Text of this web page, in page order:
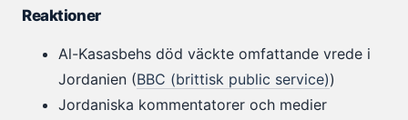
Reaktioner
Al-Kasasbehs död väckte omfattande vrede i
Jordanien (BBC (brittisk public service))
Jordaniska kommentatorer och medier